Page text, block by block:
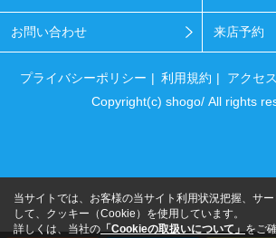
お問い合わせ 来店予約
プライバシーポリシー 利用規約 アクセ
Copyright(c) shogo/ All rights
当サイトでは、お客様の当サイト利用状況把握、サ
して、クッキー（Cookie）を使用しています。
詳しくは、当社の「Cookieの取扱いについて」をご